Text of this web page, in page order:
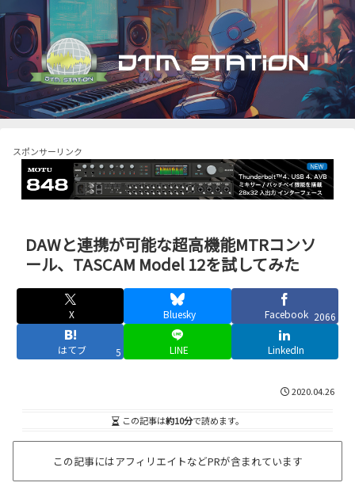
スポンサーリンク
DAWと連携が可能な超高機能MTRコンソ
ール、TASCAM Model 12を試してみた
X Bluesky Facebook 2066
はてブ 5 LINE LinkedIn
2020.04.26
この記事は約10分で読めます。
この記事にはアフィリエイトなどPRが含まれています